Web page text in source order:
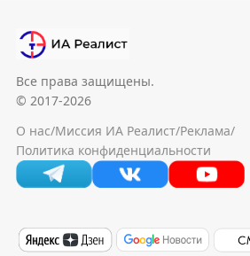
Все права защищены.
© 2017-2026
О нас/Миссия ИА Реалист/Реклама/
Политика конфиденциальности